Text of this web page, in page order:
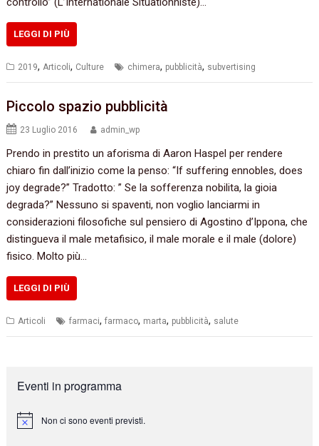
LEGGI DI PIÙ
2019,Articoli, Culture chimera, pubblicità, subvertising
Piccolo spazio pubblicità
23 Luglio 2016 admin_wp
Prendo in prestito un aforisma di Aaron Haspel per rendere
chiaro fin dall’inizio come la penso:‭ “‬If suffering ennobles,‭ ‬does
joy degrade‭?”‬ Tradotto:‭ ” ‬Se la sofferenza nobilita,‭ ‬la gioia
degrada‭?‬” Nessuno si‭ ‬spaventi,‭ ‬non voglio lanciarmi in‭
‬considerazioni filosofiche‭ ‬sul pensiero di Agostino d’Ippona,‭ ‬che
distingueva il male metafisico,‭ ‬il male morale e il male‭ (‬dolore‭)
‬fisico.‭ ‬Molto più…
LEGGI DI PIÙ
Articoli farmaci,farmaco, marta, pubblicità, salute
Eventi in programma
N
Non ci sono eventi previsti.